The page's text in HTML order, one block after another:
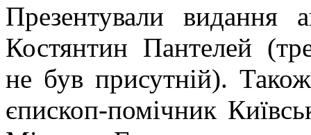
Презентували
Костянтин Пантелей
не був присутній).
єпископ-помічник